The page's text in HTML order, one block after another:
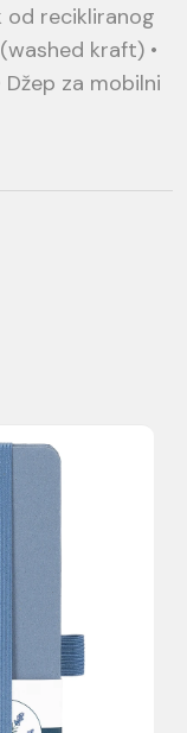
od recikliranog
kraft) •
Džep za mobilni